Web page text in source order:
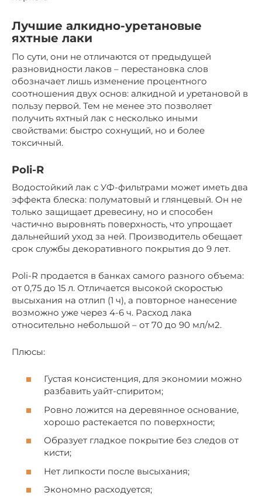
Лучшие алкидно-уретановые
яхтные лаки
По сути, они не отличаются от предыдущей
разновидности лаков – перестановка слов
обозначает лишь изменение процентного
соотношения двух основ: алкидной и уретановой в
пользу первой. Тем не менее это позволяет
получить яхтный лак с несколько иными
свойствами: быстро сохнущий, но и более
токсичный.
Poli-R
Водостойкий лак с УФ-фильтрами может иметь два
эффекта блеска: полуматовый и глянцевый. Он не
только защищает древесину, но и способен
частично выровнять поверхность, что упрощает
дальнейший уход за ней. Производитель обещает
срок службы декоративного покрытия до 9 лет.
Poli-R продается в банках самого разного объема:
от 0,75 до 15 л. Отличается высокой скоростью
высыхания на отлип (1 ч), а повторное нанесение
возможно уже через 4-6 ч. Расход лака
относительно небольшой – от 70 до 90 мл/м2.
Плюсы:
Густая консистенция, для экономии можно
разбавить уайт-спиритом;
Ровно ложится на деревянное основание,
хорошо растекается по поверхности;
Образует гладкое покрытие без следов от
кисти;
Нет липкости после высыхания;
Экономно расходуется;